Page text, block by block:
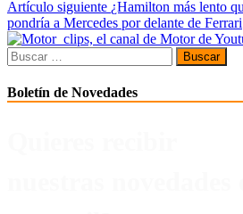
entradas
Artículo siguiente ¿Hamilton más lento
pondría a Mercedes por delante de Ferrari
Buscar:
Boletín de Novedades